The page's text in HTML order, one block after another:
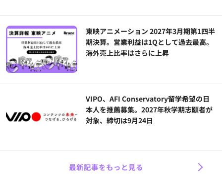
東映アニメーション 2027年3月期第1四半
期決算。営業利益は1Qとして過去最高。
海外売上比率はさらに上昇
VIPO、AFI Conservatory留学希望の日
本人を推薦募集。2027年秋学期志願者が
対象、締切は9月24日
最新記事をもっと見る